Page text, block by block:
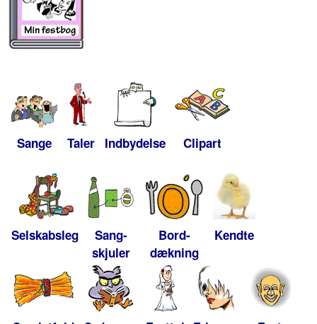
Sange Taler Indbydelse Clipart
Selskabsleg
Sang-
skjuler
Bord-
dækning
Kendte